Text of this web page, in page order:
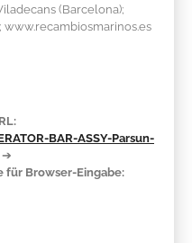
(Barcelona);
www.recambiosmarinos.es
BAR-ASSY-Parsun-
➔
für Browser-Eingabe: